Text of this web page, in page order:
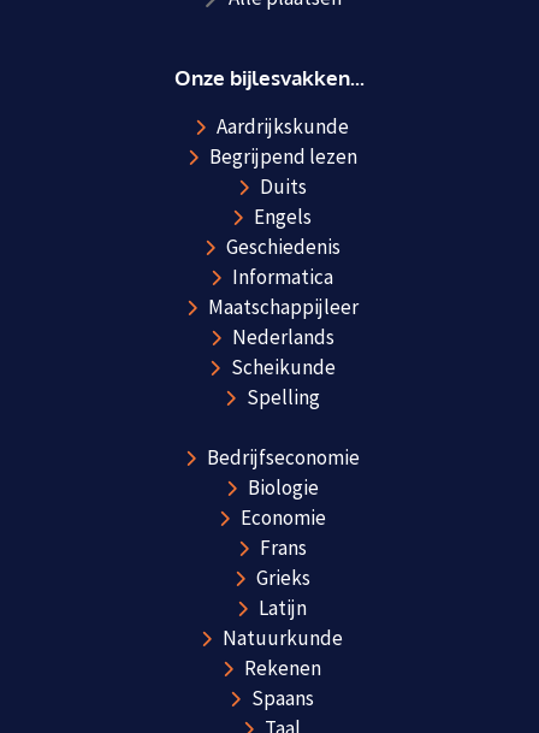
Onze bijlesvakken...
Aardrijkskunde
Begrijpend lezen
Duits
Engels
Geschiedenis
Informatica
Maatschappijleer
Nederlands
Scheikunde
Spelling
Bedrijfseconomie
Biologie
Economie
Frans
Grieks
Latijn
Natuurkunde
Rekenen
Spaans